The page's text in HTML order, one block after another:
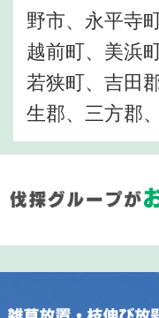
野市、永平寺
越前町、美浜
若狭町、吉田
生郡、三方郡